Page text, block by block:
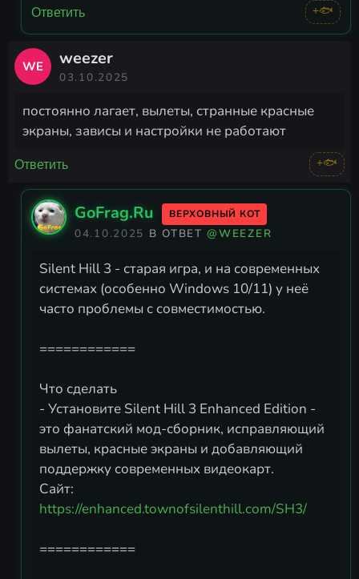
Ответить +🐟
WE weezer
03.10.2025
постоянно лагает, вылеты, странные красные
экраны, зависы и настройки не работают
Ответить +🐟
GoFrag.Ru ВЕРХОВНЫЙ КОТ
04.10.2025 В ОТВЕТ@WEEZER
Silent Hill 3 - старая игра, и на современных
системах (особенно Windows 10/11) у неё
часто проблемы с совместимостью.
============
Что сделать
- Установите Silent Hill 3 Enhanced Edition -
это фанатский мод-сборник, исправляющий
вылеты, красные экраны и добавляющий
поддержку современных видеокарт.
Сайт:
https://enhanced.townofsilenthill.com/SH3/
============